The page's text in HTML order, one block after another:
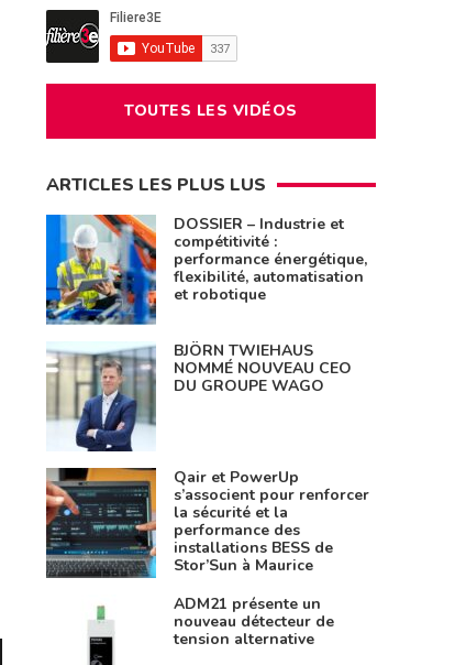
TOUTES LES VIDÉOS
ARTICLES LES PLUS LUS
DOSSIER – Industrie et
compétitivité :
performance énergétique,
flexibilité, automatisation
et robotique
BJÖRN TWIEHAUS
NOMMÉ NOUVEAU CEO
DU GROUPE WAGO
Qair et PowerUp
s’associent pour renforcer
la sécurité et la
performance des
installations BESS de
Stor’Sun à Maurice
ADM21 présente un
nouveau détecteur de
tension alternative